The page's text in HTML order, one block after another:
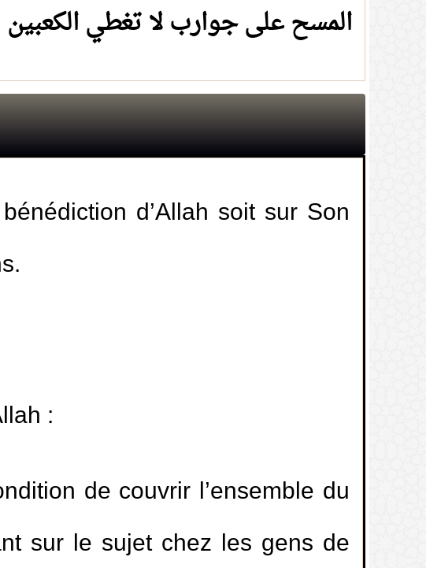
المسح على جوارب لا تغطي الكعبين
d’Allah soit sur Son
:
de couvrir l’ensemble du
sur le sujet chez les gens de